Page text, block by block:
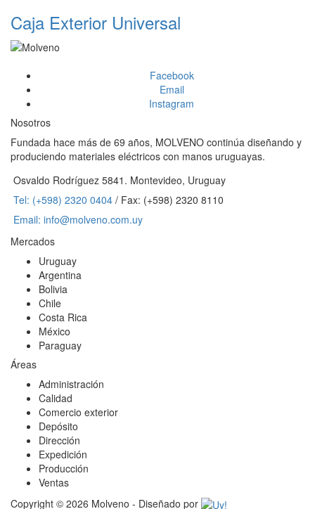
Caja Exterior Universal
Facebook
Email
Instagram
Nosotros
Fundada hace más de 69 años, MOLVENO continúa diseñando y
produciendo materiales eléctricos con manos uruguayas.
Osvaldo Rodríguez 5841. Montevideo, Uruguay
Tel: (+598) 2320 0404 / Fax: (+598) 2320 8110
Email: info@molveno.com.uy
Mercados
Uruguay
Argentina
Bolivia
Chile
Costa Rica
México
Paraguay
Áreas
Administración
Calidad
Comercio exterior
Depósito
Dirección
Expedición
Producción
Ventas
Copyright © 2026 Molveno - Diseñado por